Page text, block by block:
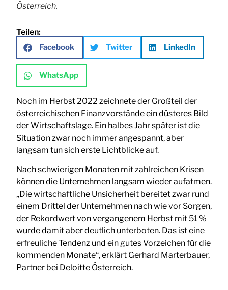
Österreich.
Teilen:
Facebook Twitter LinkedIn
WhatsApp
Noch im Herbst 2022 zeichnete der Großteil der
österreichischen Finanzvorstände ein düsteres Bild
der Wirtschaftslage. Ein halbes Jahr später ist die
Situation zwar noch immer angespannt, aber
langsam tun sich erste Lichtblicke auf.
Nach schwierigen Monaten mit zahlreichen Krisen
können die Unternehmen langsam wieder aufatmen.
„Die wirtschaftliche Unsicherheit bereitet zwar rund
einem Drittel der Unternehmen nach wie vor Sorgen,
der Rekordwert von vergangenem Herbst mit 51 %
wurde damit aber deutlich unterboten. Das ist eine
erfreuliche Tendenz und ein gutes Vorzeichen für die
kommenden Monate“, erklärt Gerhard Marterbauer,
Partner bei Deloitte Österreich.